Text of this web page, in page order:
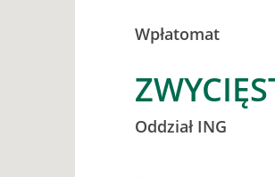
Wpłatomat
Oddział ING